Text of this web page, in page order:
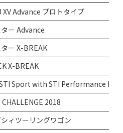
XV Advance プロトタイプ
ー Advance
ー X-BREAK
X-BREAK
STI Sport with STI Performance
2018
ィツーリングワゴン